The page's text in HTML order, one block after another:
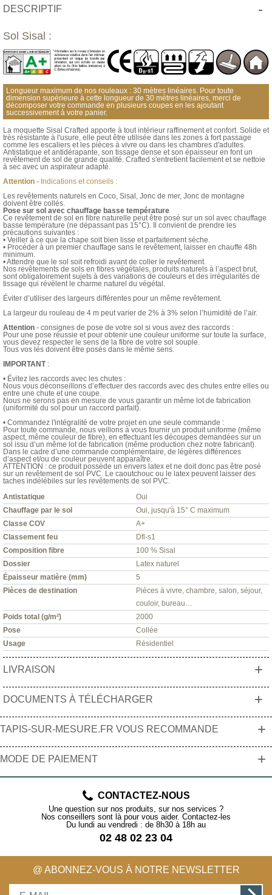
DESCRIPTIF -
Sol Sisal :
Longueur maximum de nos rouleaux : 30 mètres linéaires. Pour toute
dimension supérieure à cette longueur de 30 mètres linéaires, merci de
décomposer votre commande en plusieurs coupes en les ajoutant
successivement à votre panier.
La moquette Sisal Crafted apporte à tout intérieur raffinement et confort. Solide et
très résistante à l'usure, elle peut être utilisée dans les zones à fort passage
comme les escaliers et les pièces à vivre ou dans les chambres d'adultes.
Antistatique et antidérapante, son tissage dense et son épaisseur en font un
revêtement de sol de grande qualité. Crafted s'entretient facilement et se nettoie
à sec avec un aspirateur adapté.
Attention - Indications et conseils :
Les revêtements naturels en Coco, Sisal, Jonc de mer, Jonc de montagne
doivent être collés.
Pose sur sol avec chauffage basse température
Ce revêtement de sol en fibre naturelle peut être posé sur un sol avec chauffage
basse température (ne dépassant pas 15°C). Il convient de prendre les
précautions suivantes :
• Veiller à ce que la chape soit bien lisse et parfaitement sèche.
• Procéder à un premier chauffage sans le revêtement, laisser en chauffe 48h
minimum.
• Attendre que le sol soit refroidi avant de coller le revêtement.
Nos revêtements de sols en fibres végétales, produits naturels à l’aspect brut,
sont obligatoirement sujets à des variations de couleurs et des irrégularités de
tissage qui révèlent le charme naturel du végétal.
Éviter d’utiliser des largeurs différentes pour un même revêtement.
La largeur du rouleau de 4 m peut varier de 2% à 3% selon l’humidité de l’air.
Attention - consignes de pose de votre sol si vous avez des raccords :
Pour une pose réussie et pour obtenir une couleur uniforme sur toute la surface,
vous devez respecter le sens de la fibre de votre sol souple.
Tous vos lés doivent être posés dans le même sens.
IMPORTANT:
• Évitez les raccords avec les chutes :
Nous vous déconseillons d’effectuer des raccords avec des chutes entre elles ou
entre une chute et une coupe.
Nous ne serons pas en mesure de vous garantir un même lot de fabrication
(uniformité du sol pour un raccord parfait).
• Commandez l'intégralité de votre projet en une seule commande :
Pour toute commande, nous veillons à vous fournir un produit uniforme (même
aspect, même couleur de fibre), en effectuant les découpes demandées sur un
sol issu d’un même lot de fabrication (même production chez notre fabricant).
Dans le cadre d’une commande complémentaire, de légères différences
d’aspect et/ou de couleur peuvent apparaître.
ATTENTION : ce produit possède un envers latex et ne doit donc pas être posé
sur un revêtement de sol PVC. Le caoutchouc ou le latex peuvent laisser des
taches indélébiles sur les revêtements de sol PVC.
Antistatique
Oui
Chauffage par le sol
Oui, jusqu'à 15° C maximum
Classe COV
A+
Classement feu
Dfl-s1
Composition fibre
100 % Sisal
Dossier
Latex naturel
Épaisseur matière (mm)
5
Pièces de destination
Pièces à vivre, chambre, salon, séjour,
couloir, bureau…
Poids total (g/m²)
2000
Pose
Collée
Usage
Résidentiel
LIVRAISON +
DOCUMENTS À TÉLÉCHARGER +
TAPIS-SUR-MESURE.FR VOUS RECOMMANDE +
MODE DE PAIEMENT +
CONTACTEZ-NOUS
Une question sur nos produits, sur nos services ?
Nos conseillers sont là pour vous aider. Contactez-les
Du lundi au vendredi : de 8h30 à 18h au
02 48 02 23 04
@ ABONNEZ-VOUS À NOTRE NEWSLETTER